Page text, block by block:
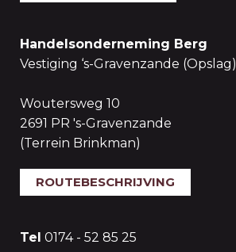
Handelsonderneming Berg
Vestiging ‘s-Gravenzande (Opslag)
Woutersweg 10
2691 PR 's-Gravenzande
(Terrein Brinkman)
ROUTEBESCHRIJVING
Tel 0174 - 52 85 25